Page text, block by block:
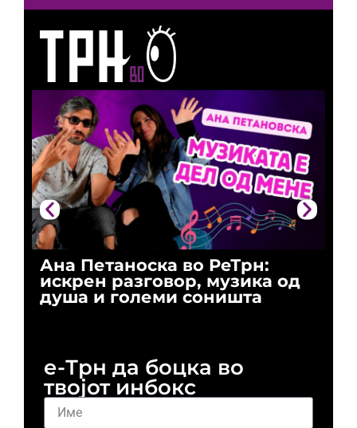
Ана Петаноска во РеТрн:
искрен разговор, музика од
душа и големи соништа
е-Трн да боцка во
твојот инбокс